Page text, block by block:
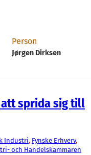
Person
Jørgen Dirksen
sprida sig till
Industri, Fynske Erhverv
och Handelskammaren